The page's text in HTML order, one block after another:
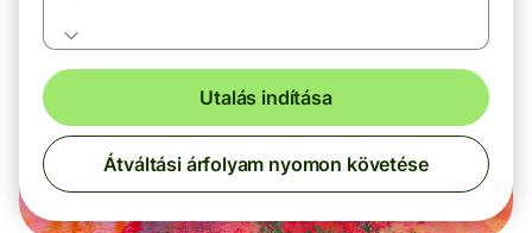
Utalás indítása
Átváltási árfolyam nyomon követése